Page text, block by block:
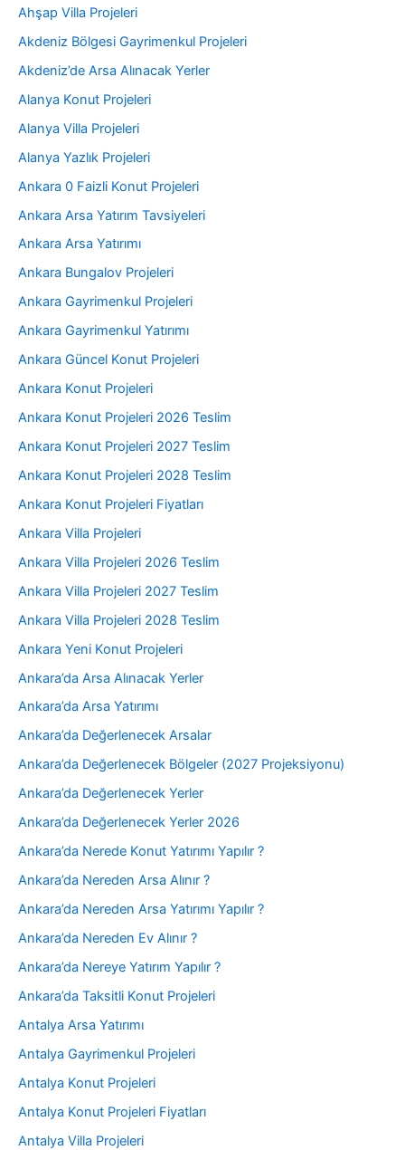
Ahşap Villa Projeleri
Akdeniz Bölgesi Gayrimenkul Projeleri
Akdeniz’de Arsa Alınacak Yerler
Alanya Konut Projeleri
Alanya Villa Projeleri
Alanya Yazlık Projeleri
Ankara 0 Faizli Konut Projeleri
Ankara Arsa Yatırım Tavsiyeleri
Ankara Arsa Yatırımı
Ankara Bungalov Projeleri
Ankara Gayrimenkul Projeleri
Ankara Gayrimenkul Yatırımı
Ankara Güncel Konut Projeleri
Ankara Konut Projeleri
Ankara Konut Projeleri 2026 Teslim
Ankara Konut Projeleri 2027 Teslim
Ankara Konut Projeleri 2028 Teslim
Ankara Konut Projeleri Fiyatları
Ankara Villa Projeleri
Ankara Villa Projeleri 2026 Teslim
Ankara Villa Projeleri 2027 Teslim
Ankara Villa Projeleri 2028 Teslim
Ankara Yeni Konut Projeleri
Ankara’da Arsa Alınacak Yerler
Ankara’da Arsa Yatırımı
Ankara’da Değerlenecek Arsalar
Ankara’da Değerlenecek Bölgeler (2027 Projeksiyonu)
Ankara’da Değerlenecek Yerler
Ankara’da Değerlenecek Yerler 2026
Ankara’da Nerede Konut Yatırımı Yapılır ?
Ankara’da Nereden Arsa Alınır ?
Ankara’da Nereden Arsa Yatırımı Yapılır ?
Ankara’da Nereden Ev Alınır ?
Ankara’da Nereye Yatırım Yapılır ?
Ankara’da Taksitli Konut Projeleri
Antalya Arsa Yatırımı
Antalya Gayrimenkul Projeleri
Antalya Konut Projeleri
Antalya Konut Projeleri Fiyatları
Antalya Villa Projeleri